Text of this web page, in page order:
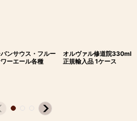
ンサウス・フルー
ーエール各種
オルヴァル修道院330ml
正規輸入品 1ケース